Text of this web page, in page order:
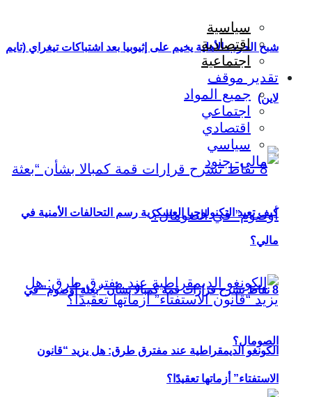
شبح الحرب الأهلية يخيم على إثيوبيا بعد اشتباكات تيغراي (تايم
لاين)
8 نقاط تشرح قرارات قمة كمبالا بشأن “بعثة أوصوم” في
الصومال؟
سياسية
اقتصادية
اجتماعية
تقدير موقف
جميع المواد
اجتماعي
اقتصادي
سياسي
كيف تعيد التكنولوجيا العسكرية رسم التحالفات الأمنية في
مالي؟
الكونغو الديمقراطية عند مفترق طرق: هل يزيد “قانون
الاستفتاء” أزماتها تعقيدًا؟